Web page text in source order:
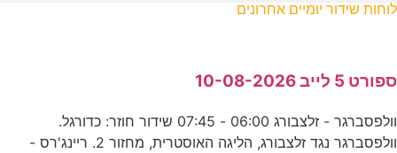
לוחות שידור יומיים אחרונים
ספורט 5 לייב 10-08-2026
וולפסברגר - זלצבורג 06:00 - 07:45 שידור חוזר: כדורגל.
וולפסברגר נגד זלצבורג, הליגה האוסטרית, מחזור 2. ריינג'רס -